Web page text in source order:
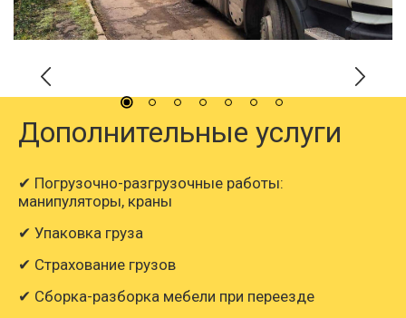
Дополнительные услуги
✔ Погрузочно-разгрузочные работы:
манипуляторы, краны
✔ Упаковка груза
✔ Страхование грузов
✔ Сборка-разборка мебели при переезде